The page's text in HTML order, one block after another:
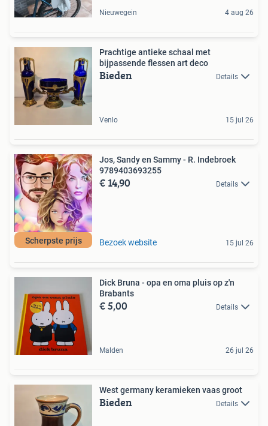
Nieuwegein 4 aug 26
Prachtige antieke schaal met
bijpassende flessen art deco
Bieden Details
Venlo 15 jul 26
Scherpste prijs
Jos, Sandy en Sammy - R. Indebroek
9789403693255
€ 14,90 Details
Bezoek website 15 jul 26
Dick Bruna - opa en oma pluis op z'n
Brabants
€ 5,00 Details
Malden 26 jul 26
West germany keramieken vaas groot
Bieden Details